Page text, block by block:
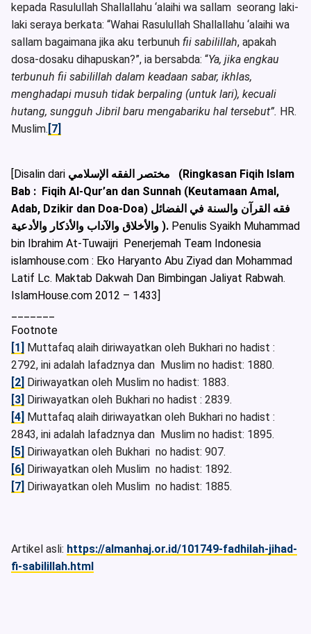
kepada Rasulullah Shallallahu ‘alaihi wa sallam seorang laki-
laki seraya berkata: “Wahai Rasulullah Shallallahu ‘alaihi wa
sallam bagaimana jika aku terbunuh fii sabilillah, apakah
dosa-dosaku dihapuskan?”, ia bersabda: “Ya, jika engkau
terbunuh fii sabilillah dalam keadaan sabar, ikhlas,
menghadapi musuh tidak berpaling (untuk lari), kecuali
hutang, sungguh Jibril baru mengabariku hal tersebut”. HR.
Muslim. [7]
[Disalin dari مختصر الفقه الإسلامي (Ringkasan Fiqih Islam
Bab : Fiqih Al-Qur’an dan Sunnah (Keutamaan Amal,
Adab, Dzikir dan Doa-Doa) فقه القرآن والسنة في الفضائل
والأخلاق والآداب والأذكار والأدعية ). Penulis Syaikh Muhammad
bin Ibrahim At-Tuwaijri Penerjemah Team Indonesia
islamhouse.com : Eko Haryanto Abu Ziyad dan Mohammad
Latif Lc. Maktab Dakwah Dan Bimbingan Jaliyat Rabwah.
IslamHouse.com 2012 – 1433]
Footnote
[1] Muttafaq alaih diriwayatkan oleh Bukhari no hadist :
2792, ini adalah lafadznya dan Muslim no hadist: 1880.
[2] Diriwayatkan oleh Muslim no hadist: 1883.
[3] Diriwayatkan oleh Bukhari no hadist : 2839.
[4] Muttafaq alaih diriwayatkan oleh Bukhari no hadist :
2843, ini adalah lafadznya dan Muslim no hadist: 1895.
[5] Diriwayatkan oleh Bukhari no hadist: 907.
[6] Diriwayatkan oleh Muslim no hadist: 1892.
[7] Diriwayatkan oleh Muslim no hadist: 1885.
Artikel asli: https://almanhaj.or.id/101749-fadhilah-jihad-
fi-sabilillah.html